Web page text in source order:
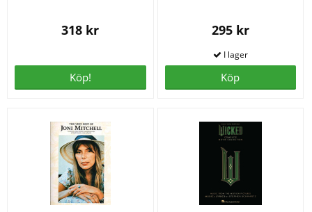
318 kr
Köp!
295 kr
Köp